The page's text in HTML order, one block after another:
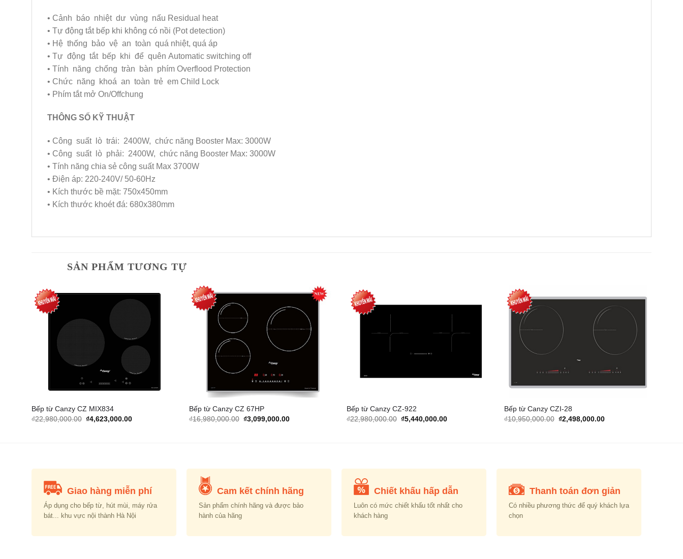
• Cảnh báo nhiệt dư vùng nấu Residual heat
• Tự động tắt bếp khi không có nồi (Pot detection)
• Hệ thống bảo vệ an toàn quá nhiệt, quá áp
• Tự động tắt bếp khi để quên Automatic switching off
• Tính năng chống tràn bàn phím Overflood Protection
• Chức năng khoá an toàn trẻ em Child Lock
• Phím tắt mở On/Offchung
THÔNG SỐ KỸ THUẬT
• Công suất lò trái: 2400W, chức năng Booster Max: 3000W
• Công suất lò phải: 2400W, chức năng Booster Max: 3000W
• Tính năng chia sẻ công suất Max 3700W
• Điện áp: 220-240V/ 50-60Hz
• Kích thước bề mặt: 750x450mm
• Kích thước khoét đá: 680x380mm
SẢN PHẨM TƯƠNG TỰ
Bếp từ Canzy CZ MIX834
₫22,980,000.00 Original
₫4,623,000.00Current
Wishlist
Bếp từ Canzy CZ 67HP
₫16,980,000.00 Original
₫3,099,000.00Current
Bếp từ Canzy CZ-922
₫22,980,000.00 Original
₫5,440,000.00Current
Add to
Wishlist
Bếp từ Canzy CZI-28
₫10,950,000.00 Original
₫2,498,000.00Current
Giao hàng miễn phí
Áp dụng cho bếp từ, hút mùi, máy rửa
bát... khu vực nội thành Hà Nội
Cam kết chính hãng
Sản phẩm chính hãng và được bảo
hành của hãng
Chiết khấu hấp dẫn
Luôn có mức chiết khấu tốt nhất cho
khách hàng
Thanh toán đơn giản
Có nhiều phương thức để quý khách lựa
chọn